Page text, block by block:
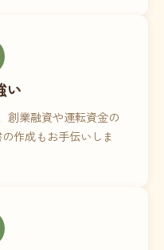
い
創業融資や運転資金の
作成もお手伝いしま